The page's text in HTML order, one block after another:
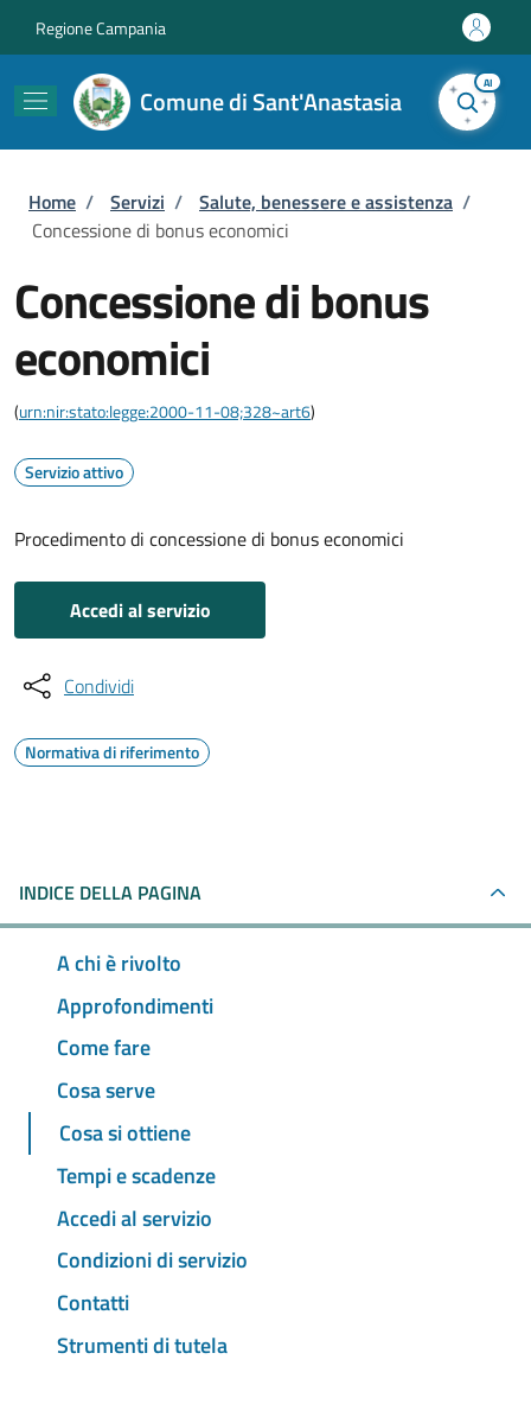
Regione Campania
Comune di Sant'Anastasia
AI
Briciole di pane
Home / Servizi / Salute, benessere e assistenza /
Concessione di bonus economici
Concessione di bonus
economici
(urn:nir:stato:legge:2000-11-08;328~art6)
Servizio attivo
Procedimento di concessione di bonus economici
Accedi al servizio
Condividi
Normativa di riferimento
INDICE DELLA PAGINA
A chi è rivolto
Approfondimenti
Come fare
Cosa serve
Cosa si ottiene
Tempi e scadenze
Accedi al servizio
Condizioni di servizio
Contatti
Strumenti di tutela